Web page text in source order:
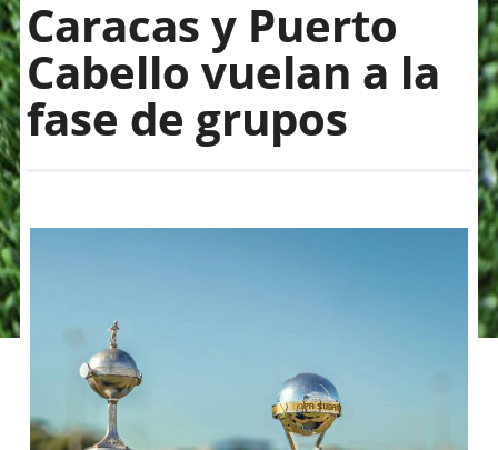
Caracas y Puerto
Cabello vuelan a la
fase de grupos